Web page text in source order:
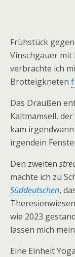
Frühstück
Vinschgauer
verbrachte ich
Brotteigkneten
Das Draußen
Kaltmamsell,
kam
irgendein
Den zweiten
machte ich zu
Süddeutschen,
wie 2023
lassen mich
Eine Einheit